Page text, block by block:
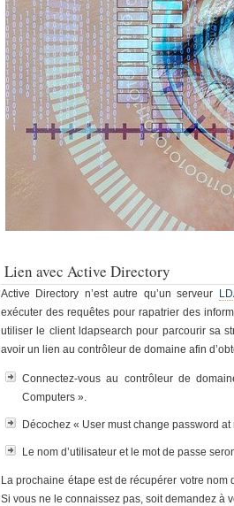
Lien avec Active Directory
Active Directory n’est autre qu’un serveur
exécuter des requêtes pour rapatrier des
utiliser le client ldapsearch pour parcourir sa
avoir un lien au contrôleur de domaine afin
Connectez-vous au contrôleur de
Computers ».
Décochez « User must change password
Le nom d’utilisateur et le mot de passe
La prochaine étape est de récupérer votre nom
Si vous ne le connaissez pas, soit demandez à